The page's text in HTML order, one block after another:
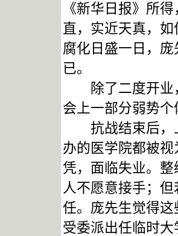
《新华日报》所
直，实近天真，
腐化日盛一日，
已。
除了二度开业，
会上一部分弱势
抗战结束后，上
办的医学院都被
凭，面临失业。整
人不愿意接手；
任。庞先生觉得
受委派出任临时